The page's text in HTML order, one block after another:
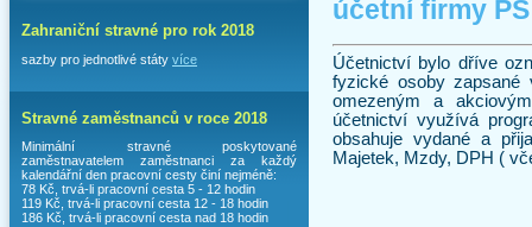
Zahraniční stravné pro rok 2018
sazby pro jednotlivé státy více
Stravné zaměstnanců v roce 2018
Minimální stravné poskytované
zaměstnavatelem zaměstnanci za každý
kalendářní den pracovní cesty činí nejméně:
78 Kč, trvá-li pracovní cesta 5 - 12 hodin
119 Kč, trvá-li pracovní cesta 12 - 18 hodin
186 Kč, trvá-li pracovní cesta nad 18 hodin
účetní firmy
Účetnictví bylo dříve
fyzické osoby zapsané
omezeným a
účetnictví využívá
obsahuje vydané a
Majetek, Mzdy, DPH (